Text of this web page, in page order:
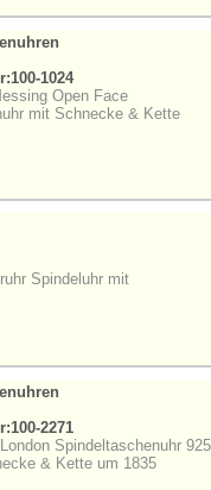
1024
Open Face
mit Schnecke & Kette
Spindeluhr mit
2271
Spindeltaschenuhr 925
& Kette um 1835